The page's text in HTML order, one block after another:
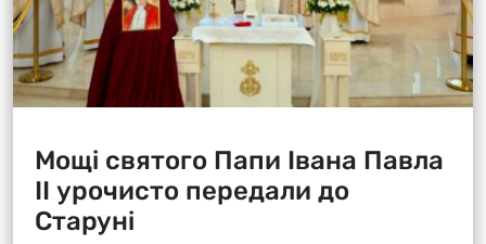
Мощі святого Папи Івана Павла
ІІ урочисто передали до
Старуні